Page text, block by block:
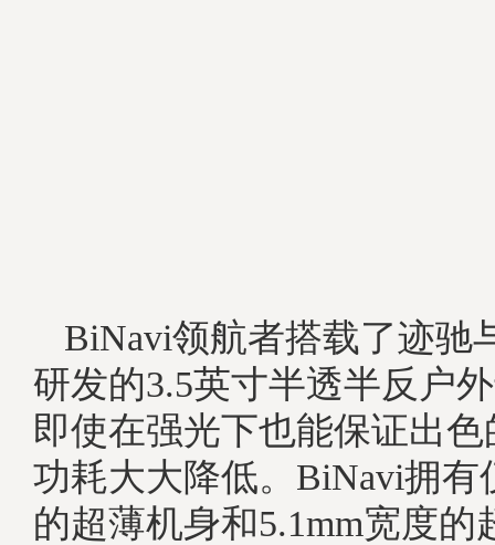
BiNavi领航者搭载了迹驰
研发的3.5英寸半透半反户
即使在强光下也能保证出
功耗大大降低。BiNavi拥有
的超薄机身和5.1mm宽度的